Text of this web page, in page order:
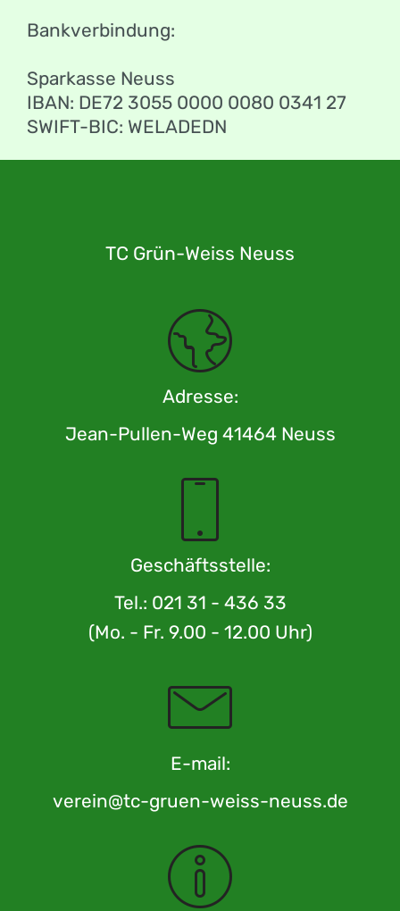
Bankverbindung:
Sparkasse Neuss
IBAN: DE72 3055 0000 0080 0341 27
SWIFT-BIC: WELADEDN
TC Grün-Weiss Neuss
Adresse:
Jean-Pullen-Weg 41464 Neuss
Geschäftsstelle:
Tel.: 021 31 - 436 33
(Mo. - Fr. 9.00 - 12.00 Uhr)
E-mail:
verein@tc-gruen-weiss-neuss.de